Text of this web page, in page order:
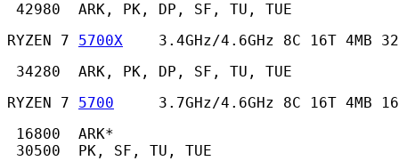
42980  ARK, PK, DP, SF, TU, TUE
RYZEN 7 5700X
3.4GHz/4.6GHz 8C 16T 4MB
34280  ARK, PK, DP, SF, TU, TUE
RYZEN 7 5700
3.7GHz/4.6GHz 8C 16T 4MB
16800  ARK*
30500  PK, SF, TU, TUE